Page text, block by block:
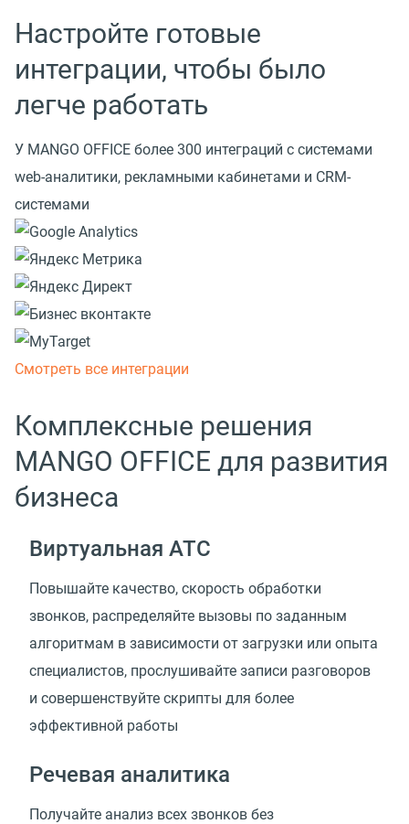
Настройте готовые
интеграции, чтобы было
легче работать
У MANGO OFFICE более 300 интеграций с системами
web-аналитики, рекламными кабинетами и CRM-
системами
Смотреть все интеграции
Комплексные решения
MANGO OFFICE для развития
бизнеса
Виртуальная АТС
Повышайте качество, скорость обработки
звонков, распределяйте вызовы по заданным
алгоритмам в зависимости от загрузки или опыта
специалистов, прослушивайте записи разговоров
и совершенствуйте скрипты для более
эффективной работы
Речевая аналитика
Получайте анализ всех звонков без